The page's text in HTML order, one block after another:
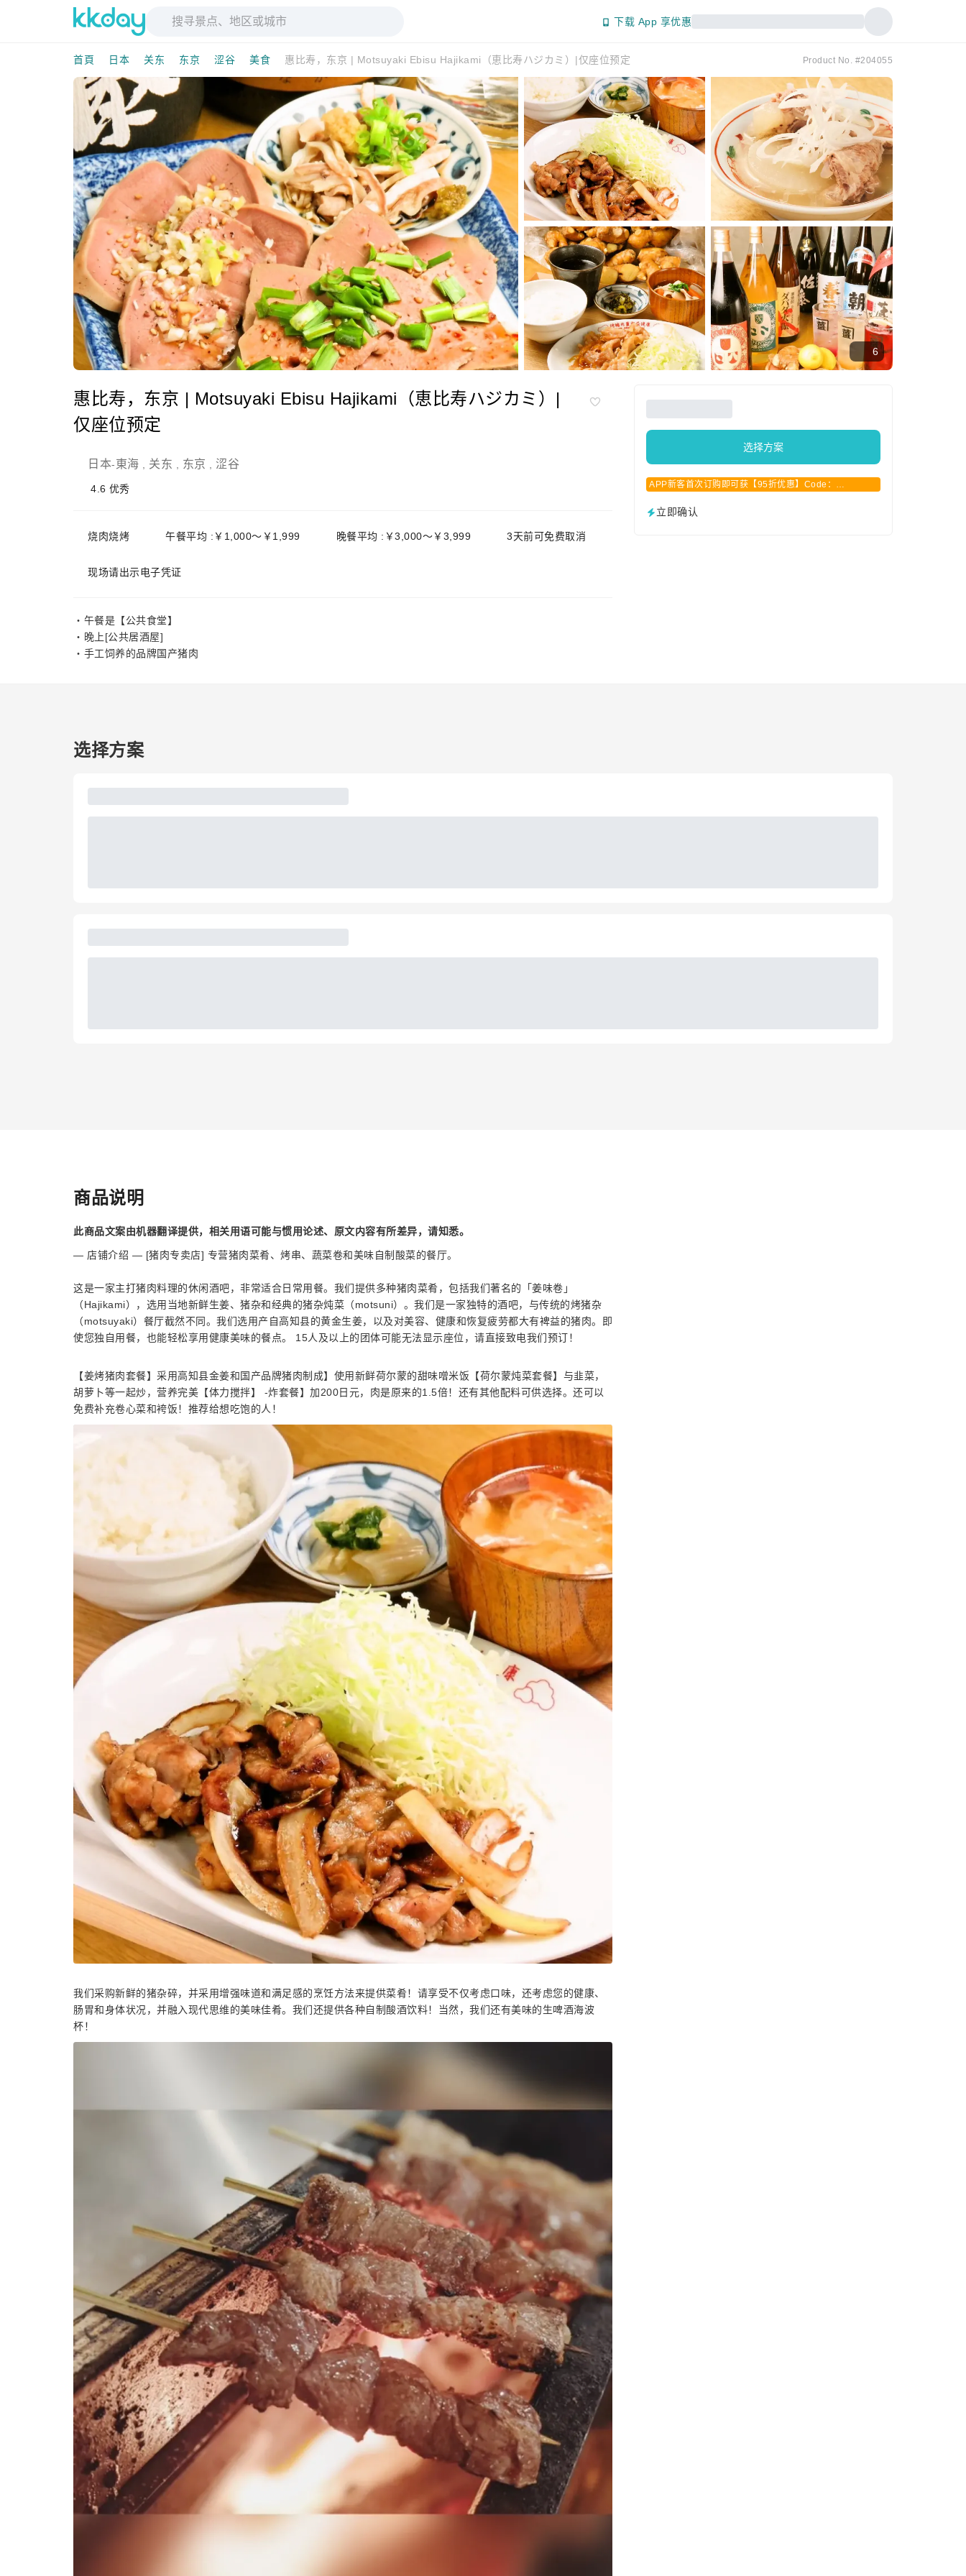
下载 App 享优惠
首頁 日本 关东 东京 涩谷 美食 惠比寿，东京 | Motsuyaki Ebisu Hajikami（恵比寿ハジカミ）|仅座位预定 Product No. #204055
6
惠比寿，东京 | Motsuyaki Ebisu Hajikami（恵比寿ハジカミ）|
仅座位预定
日本-東海 关东 东京 涩谷
4.6 优秀
烧肉烧烤 午餐平均 :￥1,000～￥1,999 晚餐平均 :￥3,000～￥3,999 3天前可免费取消
现场请出示电子凭证
・午餐是【公共食堂】
・晚上[公共居酒屋]
・手工饲养的品牌国产猪肉
选择方案
APP新客首次订购即可获【95折优惠】Code：
立即确认
选择方案
商品说明
此商品文案由机器翻译提供，相关用语可能与惯用论述、原文内容有所差异，请知悉。
— 店铺介绍 — [猪肉专卖店] 专营猪肉菜肴、烤串、蔬菜卷和美味自制酸菜的餐厅。
这是一家主打猪肉料理的休闲酒吧，非常适合日常用餐。我们提供多种猪肉菜肴，包括我们著名的「姜味卷」
（Hajikami），选用当地新鲜生姜、猪杂和经典的猪杂炖菜（motsuni）。我们是一家独特的酒吧，与传统的烤猪杂
（motsuyaki）餐厅截然不同。我们选用产自高知县的黄金生姜，以及对美容、健康和恢复疲劳都大有裨益的猪肉。即
使您独自用餐，也能轻松享用健康美味的餐点。 15人及以上的团体可能无法显示座位，请直接致电我们预订！
【姜烤猪肉套餐】采用高知县金姜和国产品牌猪肉制成】使用新鲜荷尔蒙的甜味噌米饭【荷尔蒙炖菜套餐】与韭菜，
胡萝卜等一起炒，营养完美【体力搅拌】 -炸套餐】加200日元，肉是原来的1.5倍！还有其他配料可供选择。还可以
免费补充卷心菜和袴饭！推荐给想吃饱的人！
我们采购新鲜的猪杂碎，并采用增强味道和满足感的烹饪方法来提供菜肴！请享受不仅考虑口味，还考虑您的健康、
肠胃和身体状况，并融入现代思维的美味佳肴。我们还提供各种自制酸酒饮料！当然，我们还有美味的生啤酒海波
杯！